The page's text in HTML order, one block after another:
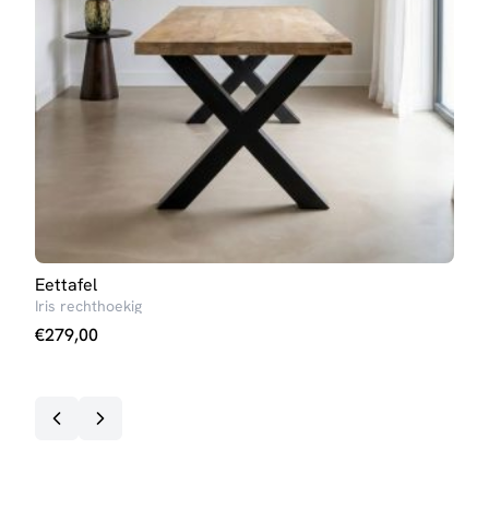
Eettafel
Iris rechthoekig
€279,00